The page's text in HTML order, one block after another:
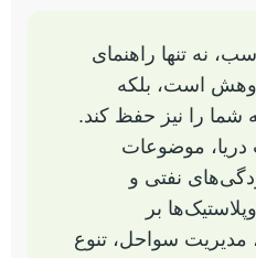
نه تنها راهنمای
است، بلکه
شما را نیز حفظ کند.
موضوعات
نفتی و
بر
مدیریت سواحل، تنوع